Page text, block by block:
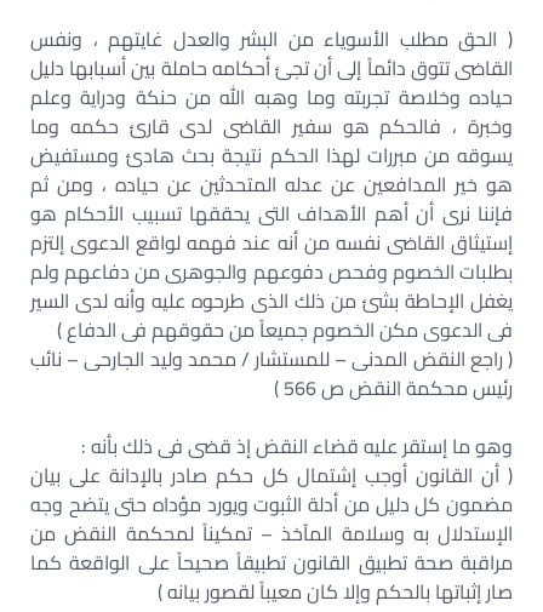
( الحق مطلب الأسوياء من البشر والعدل غايتهم ، ونفس
القاضى تتوق دائماً إلى أن تجئ أحكامه حاملة بين أسبابها دليل
حياده وخلاصة تجربته وما وهبه الله من حنكة ودراية وعلم
وخبرة ، فالحكم هو سفير القاضى لدى قارئ حكمه وما
يسوقه من مبررات لهذا الحكم نتيجة بحث هادئ ومستفيض
هو خير المدافعين عن عدله المتحدثين عن حياده ، ومن ثم
فإننا نرى أن أهم الأهداف التى يحققها تسبيب الأحكام هو
إستيثاق القاضى نفسه من أنه عند فهمه لواقع الدعوى إلتزم
بطلبات الخصوم وفحص دفوعهم والجوهرى من دفاعهم ولم
يغفل الإحاطة بشئ من ذلك الذى طرحوه عليه وأنه لدى السير
فى الدعوى مكن الخصوم جميعاً من حقوقهم فى الدفاع )
( راجع النقض المدنى – للمستشار / محمد وليد الجارحى – نائب
رئيس محكمة النقض ص 566 )
وهو ما إستقر عليه قضاء النقض إذ قضى فى ذلك بأنه :
( أن القانون أوجب إشتمال كل حكم صادر بالإدانة على بيان
مضمون كل دليل من أدلة الثبوت ويورد مؤداه حتى يتضح وجه
الإستدلال به وسلامة المآخذ – تمكيناً لمحكمة النقض من
مراقبة صحة تطبيق القانون تطبيقاً صحيحاً على الواقعة كما
صار إثباتها بالحكم وإلا كان معيباً لقصور بيانه )